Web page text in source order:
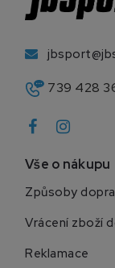
739 428
Vše o nákupu
Způsoby
Vrácení zboží
Reklamace